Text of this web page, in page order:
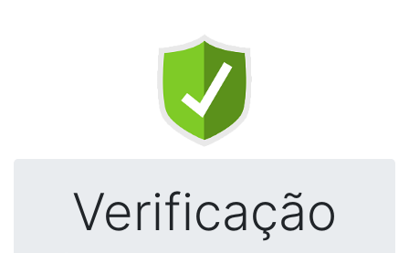
Verificação